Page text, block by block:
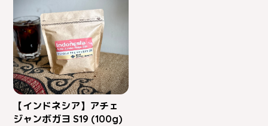
【インドネシア】アチェ
ジャンボガヨ S19 (100g)